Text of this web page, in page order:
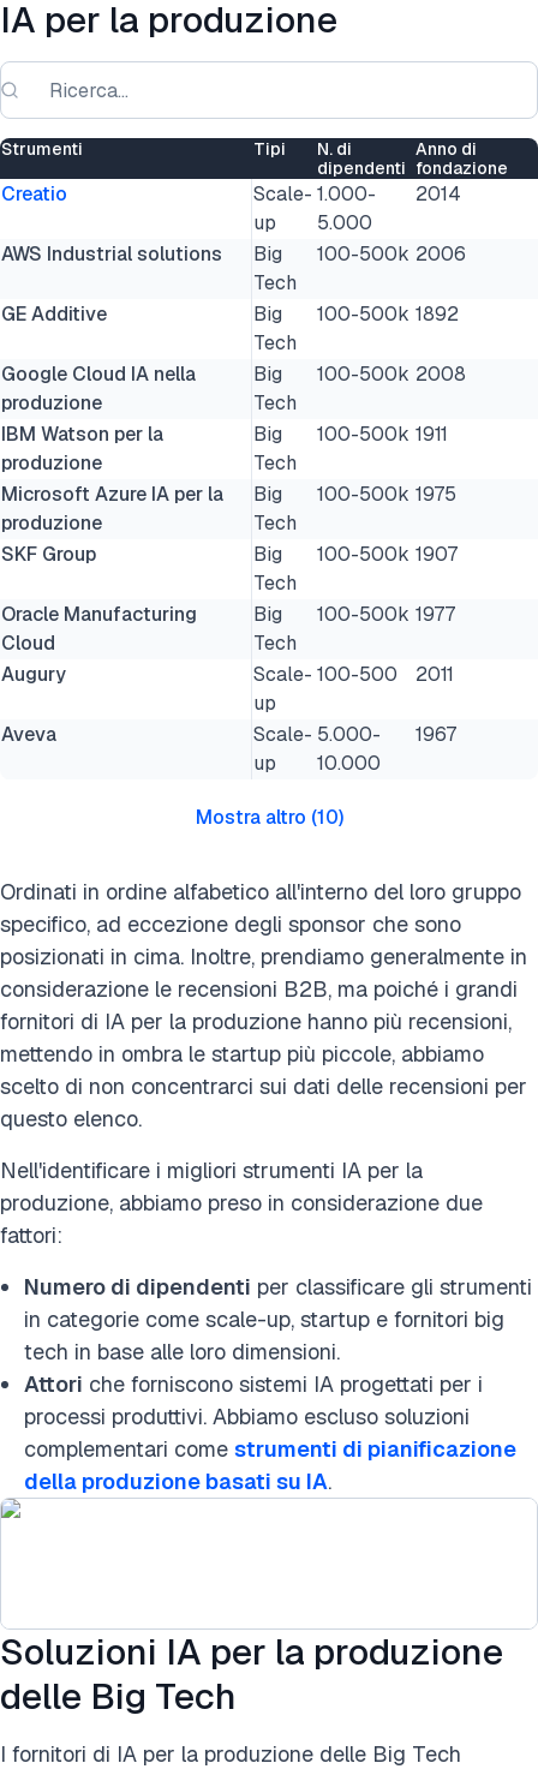
IA per la produzione
Strumenti Tipi
N. di
dipendenti
Anno di
fondazione
Creatio
Scale-
up
1.000-
5.000
2014
AWS Industrial solutions
Big
Tech
100-500k 2006
GE Additive
Big
Tech
100-500k 1892
Google Cloud IA nella
produzione
Big
Tech
100-500k 2008
IBM Watson per la
produzione
Big
Tech
100-500k 1911
Microsoft Azure IA per la
produzione
Big
Tech
100-500k 1975
SKF Group
Big
Tech
100-500k 1907
Oracle Manufacturing
Cloud
Big
Tech
100-500k 1977
Augury
Scale-
up
100-500 2011
Aveva
Scale-
up
5.000-
10.000
1967
Mostra altro (10)
Ordinati in ordine alfabetico all'interno del loro gruppo
specifico, ad eccezione degli sponsor che sono
posizionati in cima. Inoltre, prendiamo generalmente in
considerazione le recensioni B2B, ma poiché i grandi
fornitori di IA per la produzione hanno più recensioni,
mettendo in ombra le startup più piccole, abbiamo
scelto di non concentrarci sui dati delle recensioni per
questo elenco.
Nell'identificare i migliori strumenti IA per la
produzione, abbiamo preso in considerazione due
fattori:
Numero di dipendenti per classificare gli strumenti
in categorie come scale-up, startup e fornitori big
tech in base alle loro dimensioni.
Attori che forniscono sistemi IA progettati per i
processi produttivi. Abbiamo escluso soluzioni
complementari come strumenti di pianificazione
della produzione basati su IA.
Soluzioni IA per la produzione
delle Big Tech
I fornitori di IA per la produzione delle Big Tech